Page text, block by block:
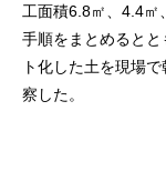
工面積6.8㎡、4.4㎡
手順をまとめると
ト化した土を現場
察した。